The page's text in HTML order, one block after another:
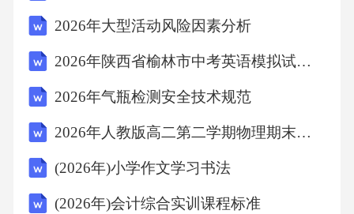
案策划一、活动概述简要介绍活动的背景、目
势，针对夏季消费特点，提出本次销售主题活
动的必要性。2.活动目的：通过本次活动，提升
品牌知名度，促进夏季产品销售，增加市场份
额。3.预期效果：实现销售额的显著提升，增强
客户粘性，为品牌长远发展奠定基础。二、活
动主题确定一个吸引人的活动主题，例如：“清
2026年大型活动风险因素分析
2026年陕西省榆林市中考英语模拟试卷(含详细答案解析)
2026年气瓶检测安全技术规范
2026年人教版高二第二学期物理期末升学备考测评试卷（附答案可下载）
(2026年)小学作文学习书法
(2026年)会计综合实训课程标准